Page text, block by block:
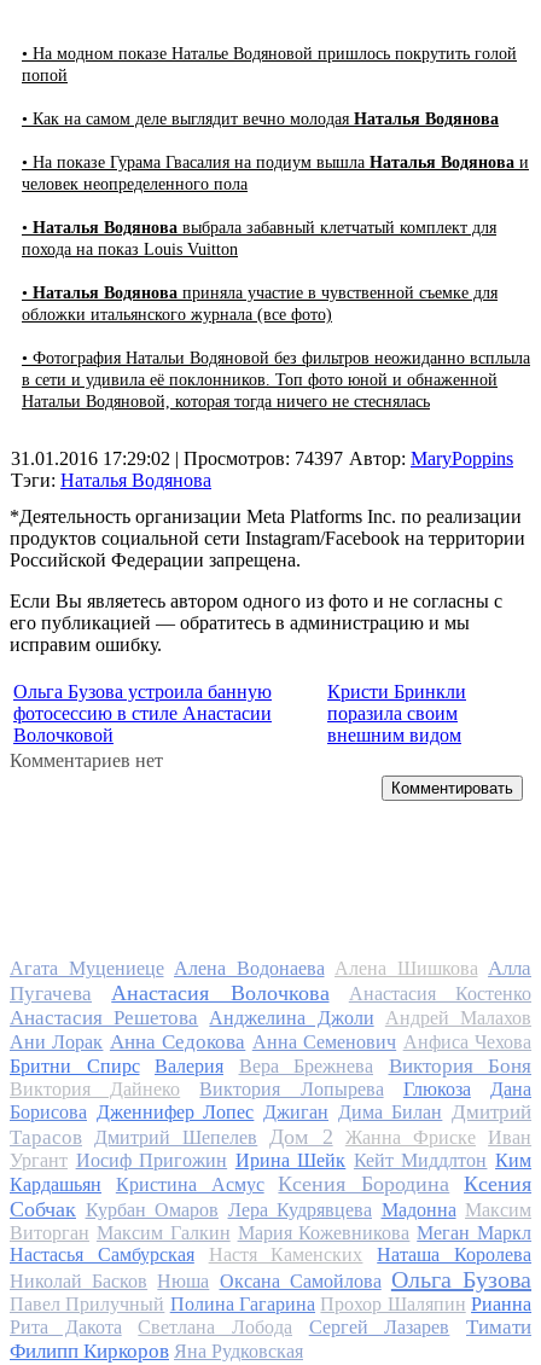
• На модном показе Наталье Водяновой пришлось покрутить голой
попой
• Как на самом деле выглядит вечно молодая Наталья Водянова
• На показе Гурама Гвасалия на подиум вышла Наталья Водянова и
человек неопределенного пола
• Наталья Водянова выбрала забавный клетчатый комплект для
похода на показ Louis Vuitton
• Наталья Водянова приняла участие в чувственной съемке для
обложки итальянского журнала (все фото)
• Фотография Натальи Водяновой без фильтров неожиданно всплыла
в сети и удивила её поклонников. Топ фото юной и обнаженной
Натальи Водяновой, которая тогда ничего не стеснялась
31.01.2016 17:29:02 | Просмотров: 74397
Тэги: Наталья Водянова
Автор: MaryPoppins
*Деятельность организации Meta Platforms Inc. по реализации
продуктов социальной сети Instagram/Facebook на территории
Российской Федерации запрещена.
Если Вы являетесь автором одного из фото и не согласны с
его публикацией — обратитесь в администрацию и мы
исправим ошибку.
Ольга Бузова устроила банную
фотосессию в стиле Анастасии
Волочковой
Кристи Бринкли
поразила своим
внешним видом
Комментариев нет
Комментировать
Агата Муцениеце Алена Водонаева Алена Шишкова Алла
Пугачева
Анастасия Волочкова Анастасия Костенко
Анастасия Решетова Анджелина Джоли
Андрей Малахов
Ани Лорак Анна Седокова Анна Семенович Анфиса Чехова
Бритни Спирс
Валерия Вера Брежнева Виктория Боня
Виктория Дайнеко Виктория Лопырева Глюкоза
Дана
Борисова Дженнифер Лопес Джиган Дима Билан Дмитрий
Тарасов
Дмитрий Шепелев Дом 2 Жанна Фриске
Иван
Ургант Иосиф Пригожин Ирина Шейк Кейт Миддлтон Ким
Кардашьян
Кристина Асмус Ксения Бородина
Ксения
Собчак Курбан Омаров Лера Кудрявцева Мадонна Максим
Виторган Максим Галкин Мария Кожевникова Меган Маркл
Настасья Самбурская
Настя Каменских
Наташа Королева
Николай Басков Нюша Оксана Самойлова Ольга Бузова
Павел Прилучный Полина Гагарина Прохор Шаляпин Рианна
Рита Дакота
Светлана Лобода Сергей Лазарев
Тимати
Филипп Киркоров Яна Рудковская